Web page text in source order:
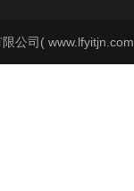
限公司(